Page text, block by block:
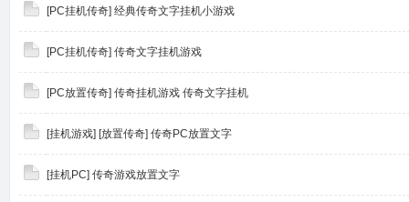
坛
[PC挂机传奇] 经典传奇文字挂机小游戏
[PC挂机传奇] 传奇文字挂机游戏
[PC放置传奇] 传奇挂机游戏 传奇文字挂机
[挂机游戏] [放置传奇] 传奇PC放置文字
[挂机PC] 传奇游戏放置文字